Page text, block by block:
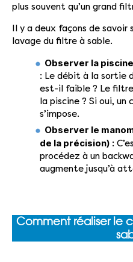
plus souvent qu’un grand
Il y a deux façons de savoir
lavage du filtre à sable.
Observer la
: Le débit à la sortie
est-il faible ? Le
la piscine ? Si oui,
s’impose.
Observer le
de la précision) :
procédez à un
augmente jusqu’à
Comment réaliser le